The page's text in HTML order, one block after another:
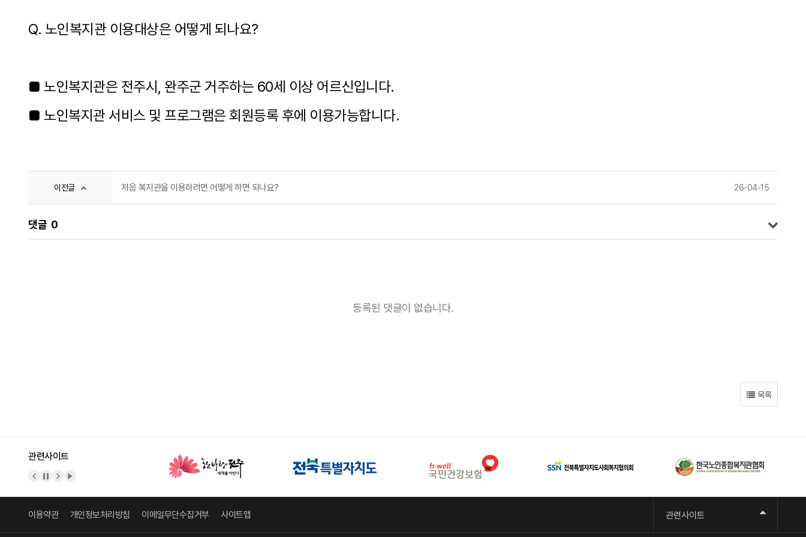
Q. 노인복지관 이용대상은 어떻게 되나요?
■ 노인복지관은 전주시, 완주군 거주하는 60세 이상 어르신입니다.
■ 노인복지관 서비스 및 프로그램은 회원등록 후에 이용가능합니다.
이전글 처음 복지관을 이용하려면 어떻게 하면 되나요? 26-04-15
댓글 0
등록된 댓글이 없습니다.
목록
관련사이트
이전 배너
배너 정지
다음 배너
배너 재생
이용약관 개인정보처리방침 이메일무단수집거부 사이트맵 관련사이트